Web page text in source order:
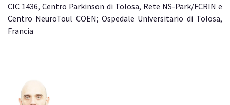
CIC 1436, Centro Parkinson di Tolosa, Rete NS-Park/FCRIN e
Centro NeuroToul COEN; Ospedale Universitario di Tolosa,
Francia